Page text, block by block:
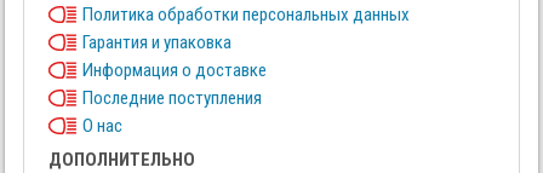
Политика обработки персональных данных
Гарантия и упаковка
Информация о доставке
Последние поступления
О нас
ДОПОЛНИТЕЛЬНО